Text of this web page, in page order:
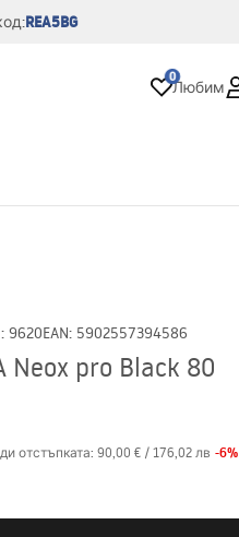
REA5BG
0
Любим
: 9620EAN: 5902557394586
pro Black 80
отстъпката: 90,00 € / 176,02 лв -6%